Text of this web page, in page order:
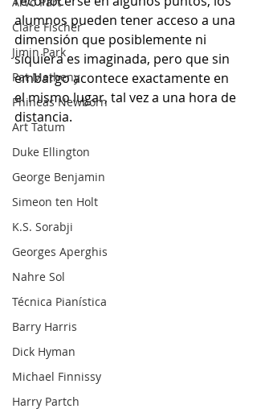
Clare Fischer
Jimin Park
Pat Metheny
Phineas Newborn
Art Tatum
Duke Ellington
George Benjamin
Simeon ten Holt
K.S. Sorabji
Georges Aperghis
Nahre Sol
Técnica Pianística
Barry Harris
Dick Hyman
Michael Finnissy
Harry Partch
alumnos pueden tener acceso a una
dimensión que posiblemente ni
siquiera es imaginada, pero que sin
embargo acontece exactamente en
el mismo lugar, tal vez a una hora de
distancia.